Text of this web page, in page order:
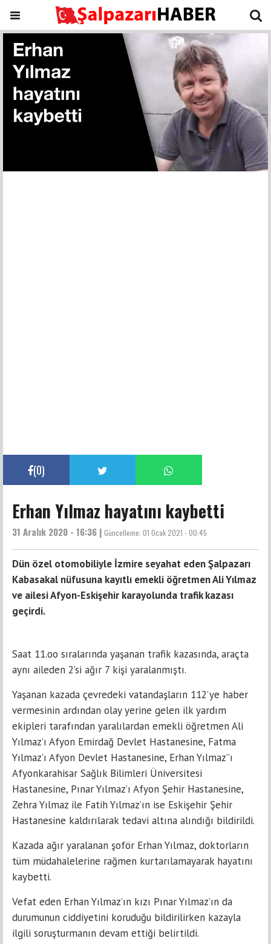
(0)
Erhan Yılmaz hayatını kaybetti
31 Aralık 2020 - 16:36 | Güncelleme: 01 Ocak 2021 - 00:45
Dün özel otomobiliyle İzmire seyahat eden Şalpazarı
Kabasakal nüfusuna kayıtlı emekli öğretmen Ali Yılmaz
ve ailesi Afyon-Eskişehir karayolunda trafik kazası
geçirdi.
Saat 11.oo sıralarında yaşanan trafik kazasında, araçta
aynı aileden 2’si ağır 7 kişi yaralanmıştı.
Yaşanan kazada çevredeki vatandaşların 112’ye haber
vermesinin ardından olay yerine gelen ilk yardım
ekipleri tarafından yaralılardan emekli öğretmen Ali
Yılmaz’ı Afyon Emirdağ Devlet Hastanesine, Fatma
Yılmaz’ı Afyon Devlet Hastanesine, Erhan Yılmaz’’ı
Afyonkarahisar Sağlık Bilimleri Üniversitesi
Hastanesine, Pınar Yılmaz’ı Afyon Şehir Hastanesine,
Zehra Yılmaz ile Fatih Yılmaz’ın ise Eskişehir Şehir
Hastanesine kaldırılarak tedavi altına alındığı bildirildi.
Kazada ağır yaralanan şoför Erhan Yılmaz, doktorların
tüm müdahalelerine rağmen kurtarılamayarak hayatını
kaybetti.
Vefat eden Erhan Yılmaz’ın kızı Pınar Yılmaz’ın da
durumunun ciddiyetini koruduğu bildirilirken kazayla
ilgili soruşturmanın devam ettiği belirtildi.